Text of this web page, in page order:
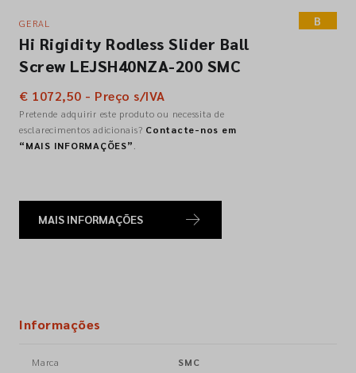
Siga-nos nas redes sociais
GERAL
Hi Rigidity Rodless Slider Ball
Screw LEJSH40NZA-200 SMC
B
€ 1072,50 - Preço s/IVA
Pretende adquirir este produto ou necessita de
esclarecimentos adicionais? Contacte-nos em
“MAIS INFORMAÇÕES”
MAIS INFORMAÇÕES
Informações
Marca
SMC